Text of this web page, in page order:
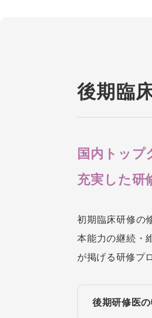
後期臨
国内トップ
充実した研
初期臨床研修の
本能力の継続・
が掲げる研修プ
後期研修医